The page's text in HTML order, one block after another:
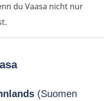
du Vaasa nicht nur
(Suomen